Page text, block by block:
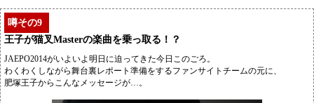
噂その9
王子が猫叉Masterの楽曲を乗っ取る！？
JAEPO2014がいよいよ明日に迫ってきた今日このごろ。
わくわくしながら舞台裏レポート準備をするファンサイトチームの元に、
肥塚王子からこんなメッセージが…。